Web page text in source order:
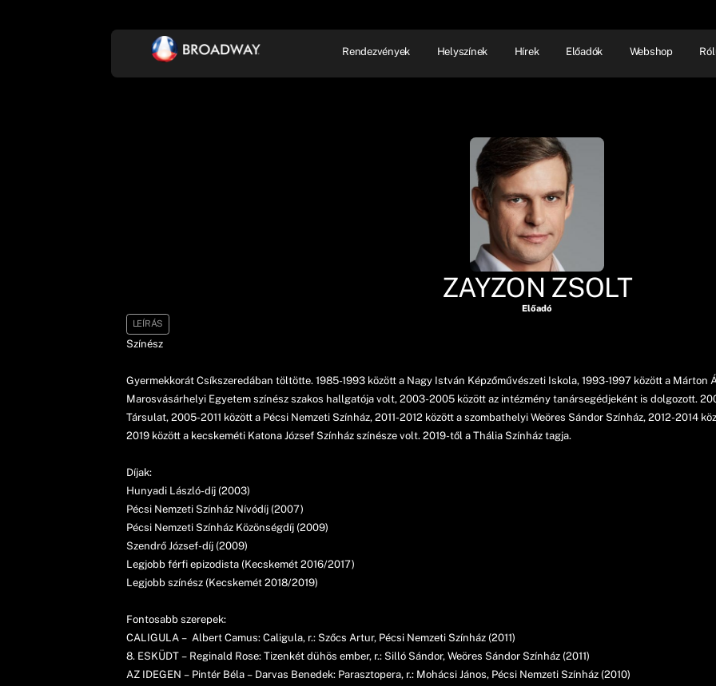
Rendezvények Helyszínek Hírek Előadók Webshop
ZAYZON ZSOLT
Előadó
LEÍRÁS
Színész
Gyermekkorát Csíkszeredában töltötte. 1985-1993 között a Nagy István Képzőművészeti Iskola, 1993-1997 között a Márton
Marosvásárhelyi Egyetem színész szakos hallgatója volt, 2003-2005 között az intézmény tanársegédjeként is dolgozott.
Társulat, 2005-2011 között a Pécsi Nemzeti Színház, 2011-2012 között a szombathelyi Weöres Sándor Színház, 2012-2014
2019 között a kecskeméti Katona József Színház színésze volt. 2019-től a Thália Színház tagja.
Díjak:
Hunyadi László-díj (2003)
Pécsi Nemzeti Színház Nívódíj (2007)
Pécsi Nemzeti Színház Közönségdíj (2009)
Szendrő József-díj (2009)
Legjobb férfi epizodista (Kecskemét 2016/2017)
Legjobb színész (Kecskemét 2018/2019)
Fontosabb szerepek:
CALIGULA – Albert Camus: Caligula, r.: Szőcs Artur, Pécsi Nemzeti Színház (2011)
8. ESKÜDT – Reginald Rose: Tizenkét dühös ember, r.: Silló Sándor, Weöres Sándor Színház (2011)
AZ IDEGEN – Pintér Béla – Darvas Benedek: Parasztopera, r.: Mohácsi János, Pécsi Nemzeti Színház (2010)